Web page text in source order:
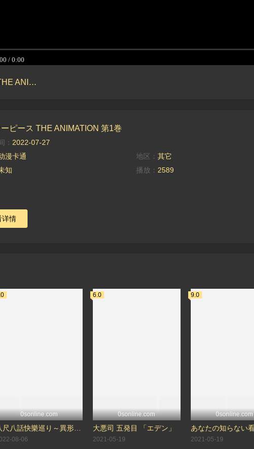
マスターピース THE ANIMATION 第1巻第1集
ピース THE ANIMATION 第1巻
： 2022-07-27
漫卡通 地区： 其它
知 播放： 2589
详情
0sonline.com
八尺八話快樂巡り～異形怪奇譚～ THE ANIMATION「八尺様 完結編」「八尺様 夢物語」（ピンクパイナップル）
08-06
6.0
0sonline.com
大悪司 五発目 「エデン」
2021-05-19
9.0
0sonline.com
2021-05-19